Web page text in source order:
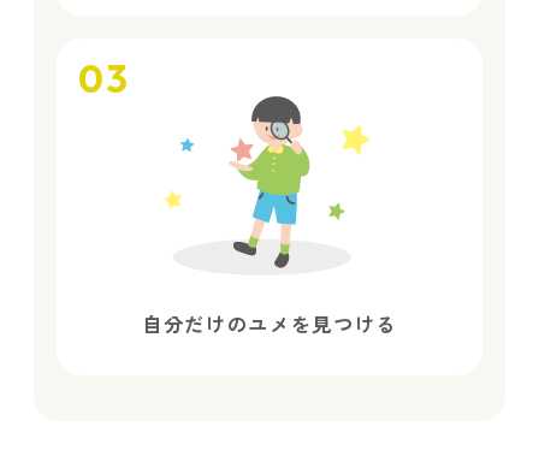
03
自分だけのユメを見つける